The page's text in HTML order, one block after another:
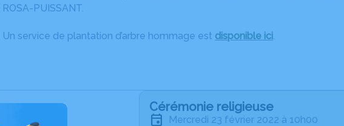
ROSA-PUISSANT.
Un service de plantation d’arbre hommage est disponible ici.
Cérémonie religieuse
mercredi 23 février 2022 à 10h00